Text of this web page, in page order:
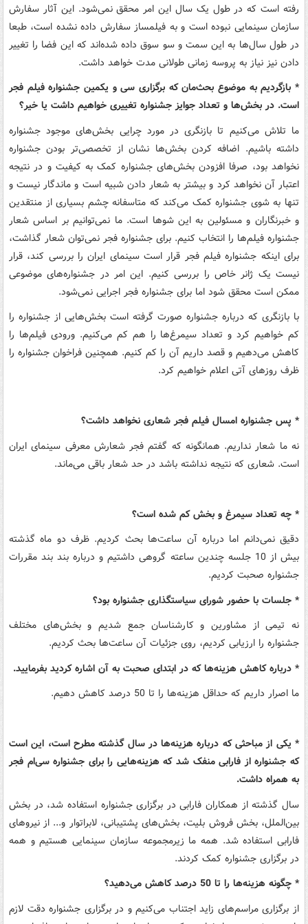
رفته است که در طول یک سال این امر محقق نمی‌شود. این آثار سفارش
سازمان سینمایی نبوده است و به فیلمساز سفارش داده نشده است، طبعا
در طول سال‌ها به این سمت و سو سوق داده شده‌اند که این فضا را تغییر
دادن نیز نیاز به پروسه زمانی طولانی مدت خواهد داشت.
* بازگردیم به موضوع بحث‌مان که برگزاری سی و یکمین جشنواره فیلم فجر
است. در بخش‌ها و تعداد جوایز جشنواره تغییری خواهیم داشت یا خیر؟
ما تلاش می‌کنیم تا بازنگری در مورد چرایی بخش‌های موجود جشنواره
داشته باشیم. اضافه کردن بخش‌ها نشان از تخصصی‌تر بودن جشنواره
نخواهد بود، صرفا افزودن بخش‌های جشنواره کمک به کیفیت و در نتیجه
اعتبار آن نخواهد کرد و بیشتر به شعار دادن شبیه است و ماندگار نیست و
تنها به شوی جشنواره کمک می‌کند که متاسفانه چشم بسیاری از منتقدین
و خبرنگاران و مسئولین به این شوها است. ما نمی‌توانیم بر اساس شعار
جشنواره فیلم‌ها را انتخاب کنیم‌. برای جشنواره فجر نمی‌توان شعار گذاشت،
برای اینکه جشنواره فیلم فجر قرار است سینمای ایران را بررسی کند، قرار
نیست یک ژانر خاص را بررسی کنیم. این امر در جشنواره‌های موضوعی
ممکن است محقق شود اما برای جشنواره فجر اجرایی نمی‌شود.
با بازنگری که درباره جشنواره صورت گرفته است بخش‌هایی از جشنواره را
کم خواهیم کرد و تعداد سیمرغ‌ها را هم کم می‌کنیم. ورودی فیلم‌ها را
کاهش می‌دهیم و قصد داریم آن را کم کنیم. همچنین فراخوان جشنواره را
ظرف روزهای آتی اعلام خواهیم کرد.
* پس جشنواره امسال فیلم فجر شعاری نخواهد داشت؟
نه ما شعار نداریم. همانگونه که گفتم فجر شعارش معرفی سینمای ایران
است. شعاری که نتیجه نداشته باشد در حد شعار باقی می‌ماند.
* چه تعداد سیمرغ و بخش کم شده است؟
دقیق نمی‌دانم اما درباره آن ساعت‌ها بحث کردیم. ظرف دو ماه گذشته
بیش از 10 جلسه چندین ساعته گروهی داشتیم و درباره بند بند مقررات
جشنواره صحبت کردیم.
* جلسات با حضور شورای سیاستگذاری جشنواره بود؟
نه تیمی از مشاورین و کارشناسان جمع شدیم و بخش‌های مختلف
جشنواره را ارزیابی کردیم، روی جزئیات آن ساعت‌ها بحث کردیم.
* درباره کاهش هزینه‌ها که در ابتدای صحبت به آن اشاره کردید بفرمایید.
ما اصرار داریم که حداقل هزینه‌ها را تا 50 درصد کاهش دهیم‌.
* یکی از مباحثی که درباره هزینه‌ها در سال گذشته مطرح است، این است
که جشنواره از فارابی منفک شد که هزینه‌هایی را برای جشنواره سی‌ام فجر
به همراه داشت.
سال گذشته از همکاران فارابی در برگزاری جشنواره استفاده شد، در بخش
بین‌الملل، بخش فروش بلیت، بخش‌های پشتیبانی، لابراتوار و... از نیروهای
فارابی استفاده شد. همه ما زیرمجموعه سازمان سینمایی هستیم و همه
در برگزاری جشنواره کمک کردند.
* چگونه هزینه‌ها را تا 50 درصد کاهش می‌دهید؟
از برگزاری مراسم‌های زاید اجتناب می‌کنیم و در برگزاری جشنواره دقت لازم